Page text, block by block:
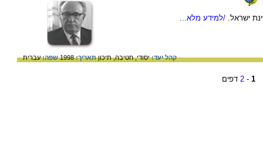
ישראל. /למידע מלא...
קהל יעד:יסודי,חטיבה,תיכוןתאריך:1998 שפה:עברית
1
-
2 דפים